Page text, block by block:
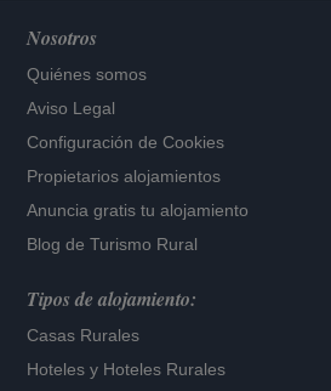
Nosotros
Quiénes somos
Aviso Legal
Configuración de Cookies
Propietarios alojamientos
Anuncia gratis tu alojamiento
Blog de Turismo Rural
Tipos de alojamiento:
Casas Rurales
Hoteles y Hoteles Rurales